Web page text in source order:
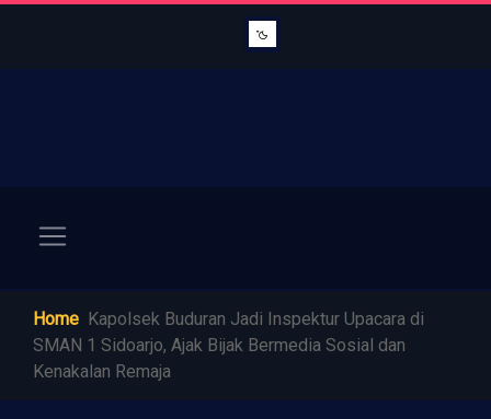
Home Kapolsek Buduran Jadi Inspektur Upacara di
SMAN 1 Sidoarjo, Ajak Bijak Bermedia Sosial dan
Kenakalan Remaja